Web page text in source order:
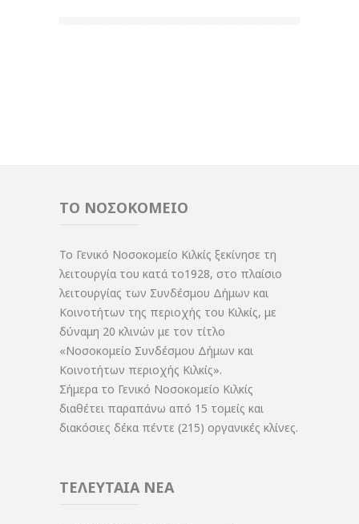
ΤΟ ΝΟΣΟΚΟΜΕΙΟ
Το Γενικό Νοσοκομείο Κιλκίς ξεκίνησε τη
λειτουργία του κατά το1928, στο πλαίσιο
λειτουργίας των Συνδέσμου Δήμων και
Κοινοτήτων της περιοχής του Κιλκίς, με
δύναμη 20 κλινών με τον τίτλο
«Νοσοκομείο Συνδέσμου Δήμων και
Κοινοτήτων περιοχής Κιλκίς».
Σήμερα το Γενικό Νοσοκομείο Κιλκίς
διαθέτει παραπάνω από 15 τομείς και
διακόσιες δέκα πέντε (215) οργανικές κλίνες.
ΤΕΛΕΥΤΑΙΑ ΝΕΑ